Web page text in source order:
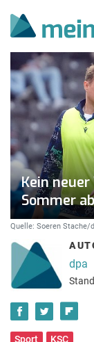
Kein
Sommer ab
Quelle: Soeren Stache/
dpa
Sport KSC